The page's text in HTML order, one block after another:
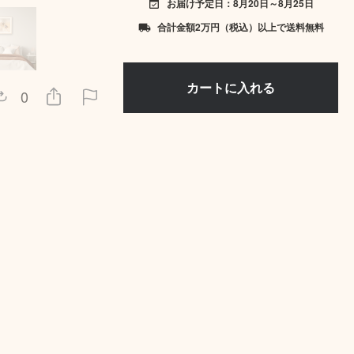
0
event_available
local_shipping 合計金額2万円（税込）以上で送料無料